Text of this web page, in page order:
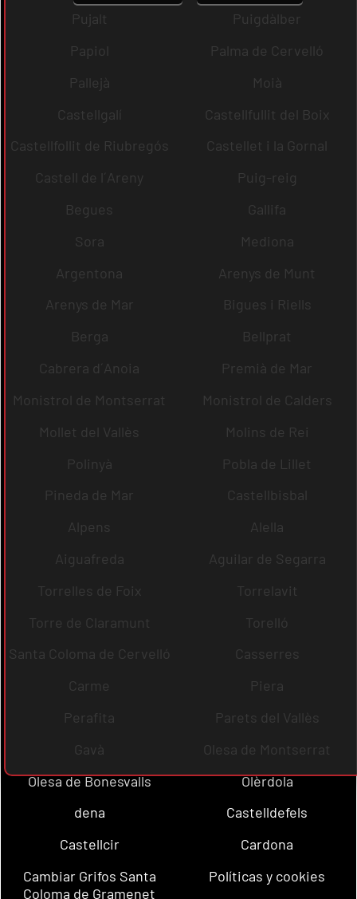
Pujalt
Puigdàlber
Papiol
Palma de Cervelló
Pallejà
Moià
Castellgalí
Castellfullit del Boix
Castellfollit de Riubregós
Castellet i la Gornal
Castell de l´Areny
Puig-reig
Begues
Gallifa
Sora
Mediona
Argentona
Arenys de Munt
Arenys de Mar
Bigues i Riells
Berga
Bellprat
Cabrera d´Anoia
Premià de Mar
Monistrol de Montserrat
Monistrol de Calders
Mollet del Vallès
Molins de Rei
Polinyà
Pobla de Lillet
Pineda de Mar
Castellbisbal
Alpens
Alella
Aiguafreda
Aguilar de Segarra
Torrelles de Foix
Torrelavit
Torre de Claramunt
Torelló
Santa Coloma de Cervelló
Casserres
Carme
Piera
Perafita
Parets del Vallès
Gavà
Olesa de Montserrat
Olesa de Bonesvalls
Olèrdola
dena
Castelldefels
Castellcir
Cardona
Cambiar Grifos Santa
Coloma de Gramenet
Políticas y cookies